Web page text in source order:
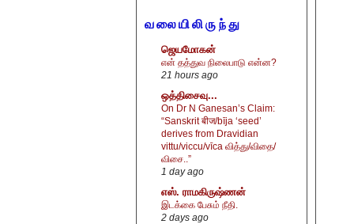
வலையிலிருந்து
ஜெயமோகன்
என் தத்துவ நிலைபாடு என்ன?
21 hours ago
ஒத்திசைவு...
On Dr N Ganesan’s Claim:
“Sanskrit बीज/bīja ‘seed’
derives from Dravidian
vittu/viccu/vīca வித்து/விதை/
விசை..”
1 day ago
எஸ். ராமகிருஷ்ணன்
இடக்கை பேசும் நீதி.
2 days ago